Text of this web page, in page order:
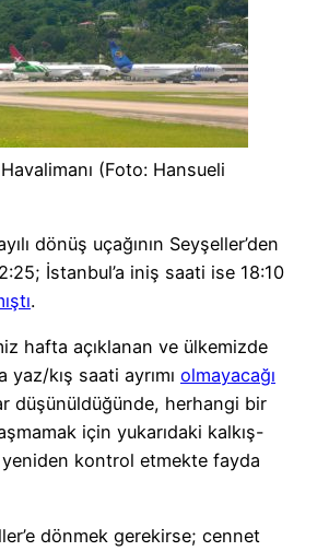
(Foto: Hansueli
dönüş uçağının Seyşeller’den
İstanbul’a iniş saati ise 18:10
.
hafta açıklanan ve ülkemizde
yaz/kış saati ayrımı olmayacağı
düşünüldüğünde, herhangi bir
için yukarıdaki kalkış-
yeniden kontrol etmekte fayda
dönmek gerekirse; cennet